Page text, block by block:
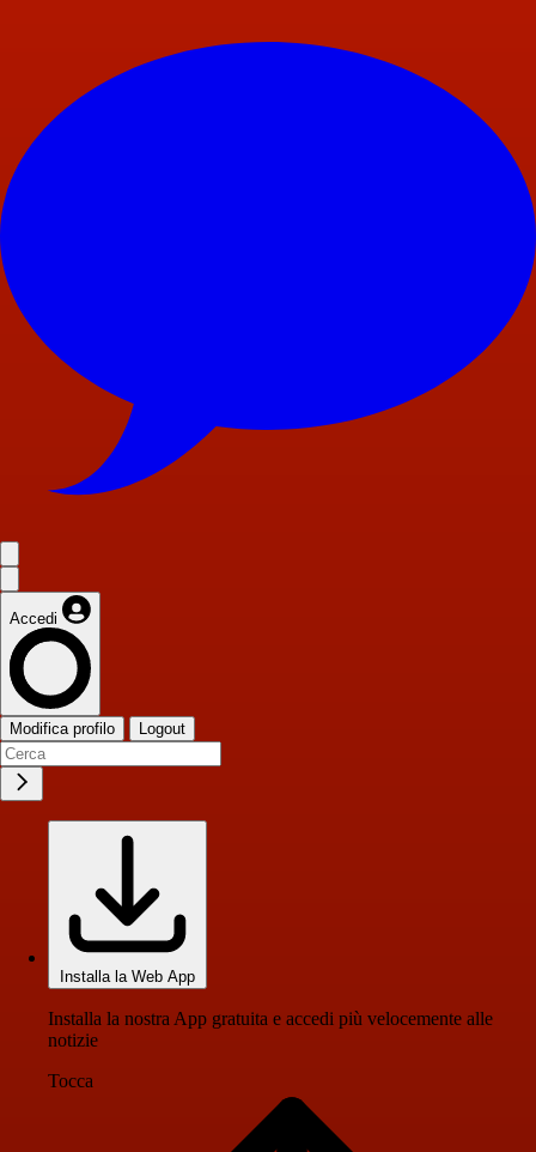
Accedi
Modifica profilo Logout
Installa la Web App
Installa la nostra App gratuita e accedi più velocemente alle
notizie
Tocca